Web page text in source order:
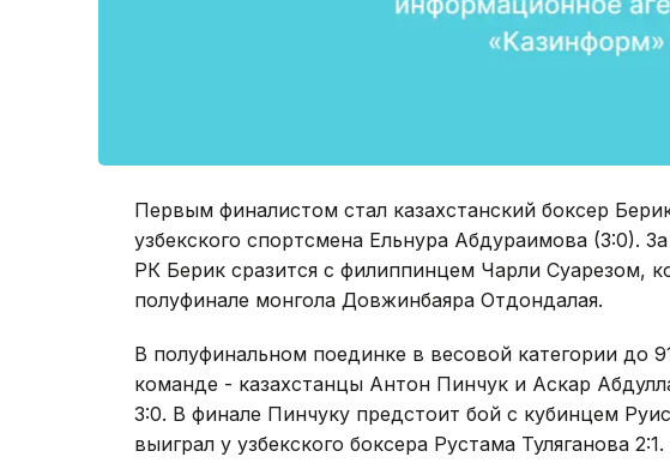
Первым финалистом стал казахстанский боксер
узбекского спортсмена Ельнура Абдураимова (3:0).
РК Берик сразится с филиппинцем Чарли Суарезом,
полуфинале монгола Довжинбаяра Отдондалая.
В полуфинальном поединке в весовой категории до
команде - казахстанцы Антон Пинчук и Аскар
3:0. В финале Пинчуку предстоит бой с кубинцем
выиграл у узбекского боксера Рустама Туляганова 2:1.